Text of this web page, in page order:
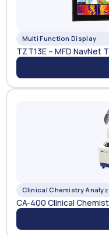
Multi Function Display
TZT13E – MFD NavNet
Clinical Chemistry
CA-400 Clinical